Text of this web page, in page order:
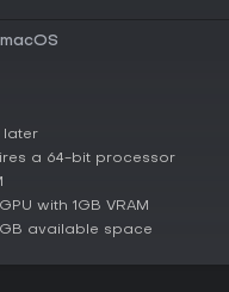
macOS
later
a 64-bit processor
with 1GB VRAM
available space